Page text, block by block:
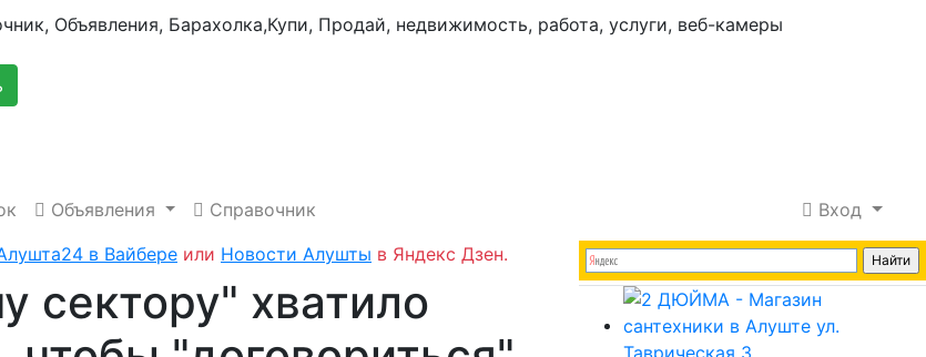
Объявления Справочник
Вход
в Вайбере или Новости Алушты в Яндекс Дзен.
сектору" хватило